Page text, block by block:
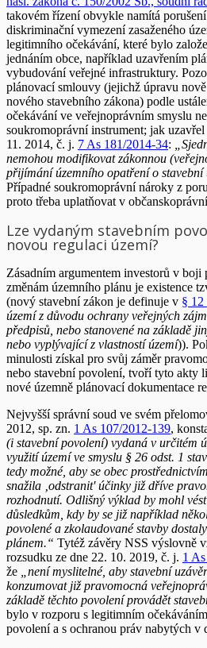
takovém řízení obvykle namítá
diskriminační vymezení zasaženého
legitimního očekávání, které bylo
jednáním obce, například uzavřením
vybudování veřejné infrastruktury.
plánovací smlouvy (jejichž úpravu
nového stavebního zákona) podle
očekávání ve veřejnoprávním smyslu
soukromoprávní instrument; jak
11. 2014, č. j. 7 As 181/2014-34:
nemohou modifikovat zákonnou
přijímání územního opatření o stavební
Případné soukromoprávní nároky z
proto třeba uplatňovat v
Lze vydaným stavebním
novou regulaci území?
Zásadním argumentem investorů v boji
změnám územního plánu je existence
(nový stavební zákon je definuje v § 12
území z důvodu ochrany veřejných
předpisů, nebo stanovené na základě
nebo vyplývající z vlastností území)).
minulosti získal pro svůj záměr
nebo stavební povolení, tvoří tyto akty
nové územně plánovací dokumentace
Nejvyšší správní soud ve svém
2012, sp. zn. 1 As 107/2012-139,
(i stavební povolení) vydaná v určitém
využití území ve smyslu § 26 odst. 1
tedy možné, aby se obec
snažila ‚odstranit' účinky již dříve
rozhodnutí. Odlišný výklad by mohl
důsledkům, kdy by se již například
povolené a zkolaudované stavby
plánem.“ Tytéž závěry NSS výslovně
rozsudku ze dne 22. 10. 2019, č. j. 1
že
„není myslitelné, aby stavební
konzumovat již pravomocná
základě těchto povolení provádět
bylo v rozporu s legitimním
povolení a s ochranou práv nabytých v